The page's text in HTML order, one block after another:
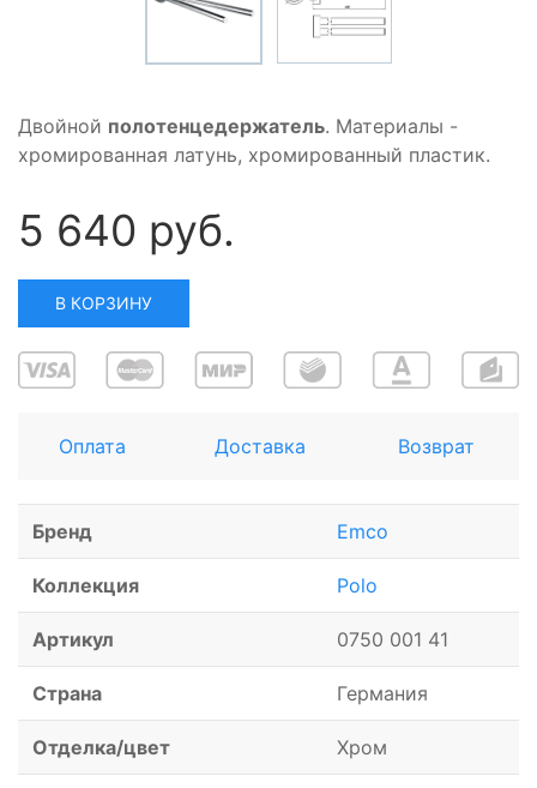
Двойной полотенцедержатель. Материалы -
хромированная латунь, хромированный пластик.
5 640 руб.
В КОРЗИНУ
Оплата Доставка Возврат
Бренд Emco
Коллекция Polo
Артикул 0750 001 41
Страна Германия
Отделка/цвет Хром